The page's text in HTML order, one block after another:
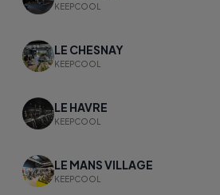
KEEPCOOL
LE CHESNAY
KEEPCOOL
LE HAVRE
KEEPCOOL
LE MANS VILLAGE
KEEPCOOL